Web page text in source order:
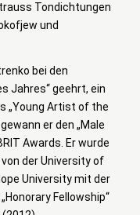
Tondichtungen
und
bei den
Jahres“ geehrt, ein
„Young Artist of the
er den „Male
Awards. Er wurde
der University of
University mit der
Fellowship“